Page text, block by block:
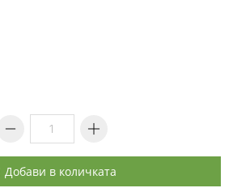
Добави в количката